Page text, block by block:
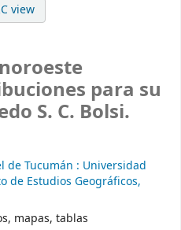
view
para su
S. C. Bolsi.
de Tucumán : Universidad
de Estudios Geográficos,
mapas, tablas